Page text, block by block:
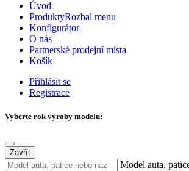
Úvod
ProduktyRozbal menu
Konfigurátor
O nás
Partnerské prodejní místa
Košík
Přihlásit se
Registrace
Vyberte rok výroby modelu:
Zavřít
Model auta,